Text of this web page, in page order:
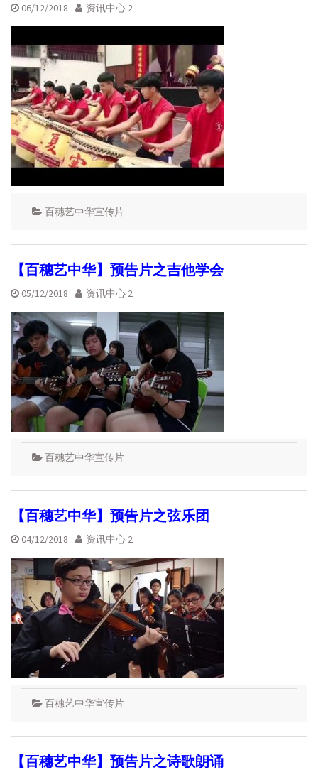
06/12/2018 资讯中心 2
百穗艺中华宣传片
【百穗艺中华】预告片之吉他学会
05/12/2018 资讯中心 2
百穗艺中华宣传片
【百穗艺中华】预告片之弦乐团
04/12/2018 资讯中心 2
百穗艺中华宣传片
【百穗艺中华】预告片之诗歌朗诵